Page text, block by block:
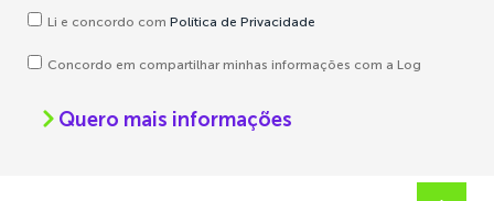
Li e concordo com Política de Privacidade
Concordo em compartilhar minhas informações com a Log
Quero mais informações